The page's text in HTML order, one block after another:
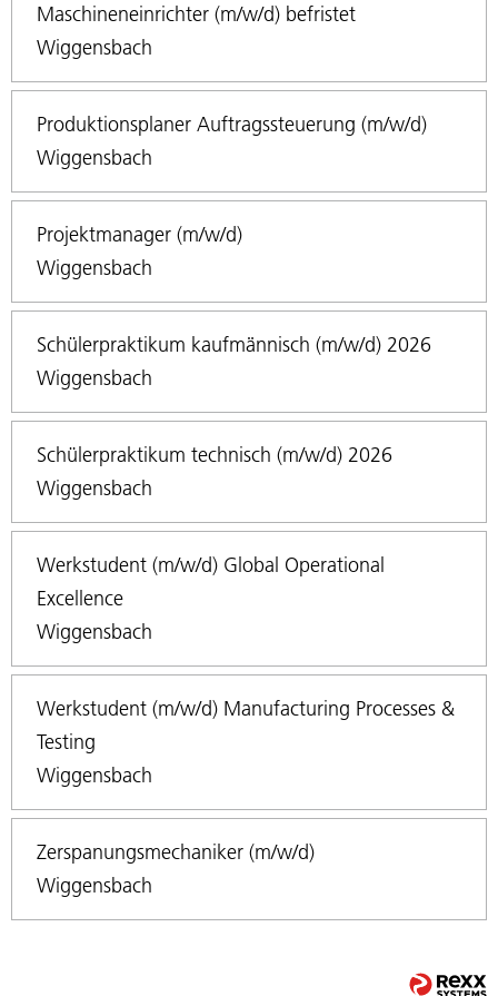
Maschineneinrichter (m/w/d) befristet
Wiggensbach
Produktionsplaner Auftragssteuerung (m/w/d)
Wiggensbach
Projektmanager (m/w/d)
Wiggensbach
Schülerpraktikum kaufmännisch (m/w/d) 2026
Wiggensbach
Schülerpraktikum technisch (m/w/d) 2026
Wiggensbach
Werkstudent (m/w/d) Global Operational
Excellence
Wiggensbach
Werkstudent (m/w/d) Manufacturing Processes &
Testing
Wiggensbach
Zerspanungsmechaniker (m/w/d)
Wiggensbach